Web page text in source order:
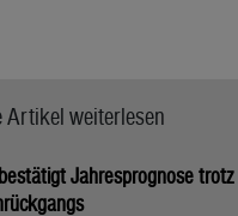
Artikel weiterlesen
Jahresprognose trotz